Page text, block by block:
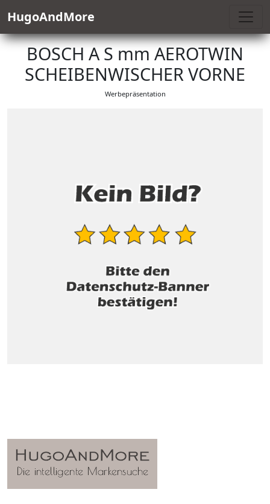
HugoAndMore
BOSCH A S mm AEROTWIN
SCHEIBENWISCHER VORNE
Werbepräsentation